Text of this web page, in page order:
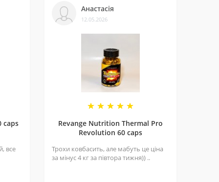
багатьом клієнтам. Нам приємно, що нас
caps
все
Анастасія
12.05.2026
Revange Nutrition Thermal Pro
Revolution 60 caps
Трохи ковбасить, але мабуть це ціна
за мінус 4 кг за півтора тижня)) ..